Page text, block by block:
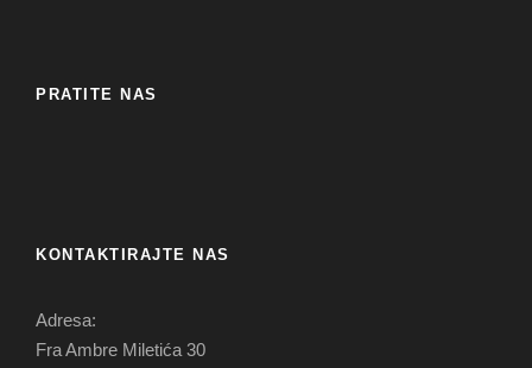
PRATITE NAS
KONTAKTIRAJTE NAS
Adresa:
Fra Ambre Miletića 30